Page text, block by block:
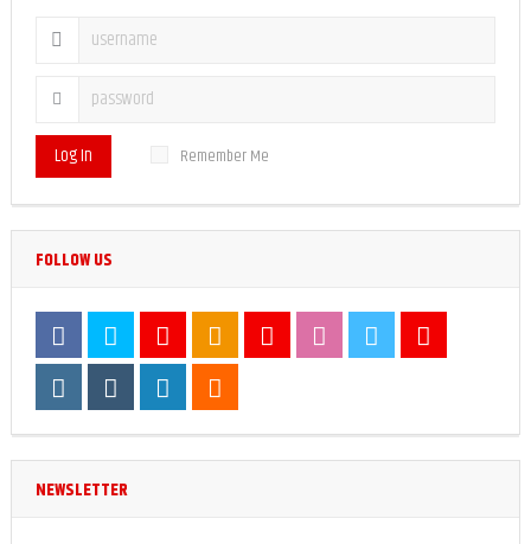
Log In Remember Me
FOLLOW US
NEWSLETTER